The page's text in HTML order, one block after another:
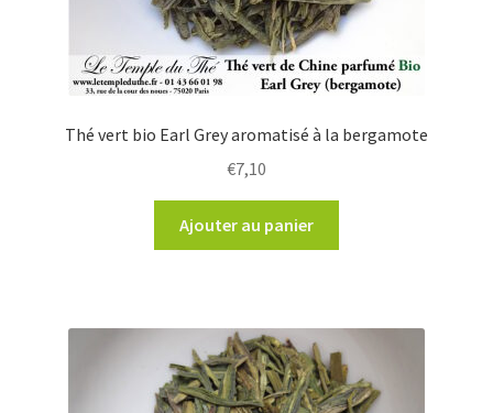
Thé vert bio Earl Grey aromatisé à la bergamote
€7,10
Ajouter au panier